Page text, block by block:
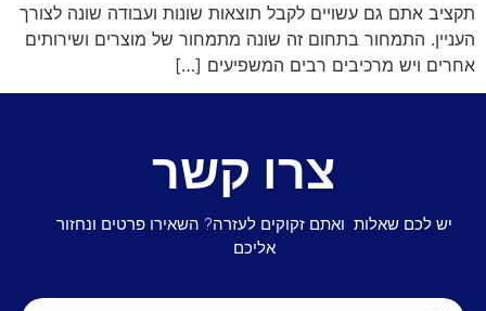
תקציב אתם גם עשויים לקבל תוצאות שונות ועבודה שונה לצורך
העניין. התמחור בתחום זה שונה מתמחור של מוצרים ושירותים
אחרים ויש מרכיבים רבים המשפיעים […]
צרו קשר
יש לכם שאלות ואתם זקוקים לעזרה? השאירו פרטים ונחזור
אליכם